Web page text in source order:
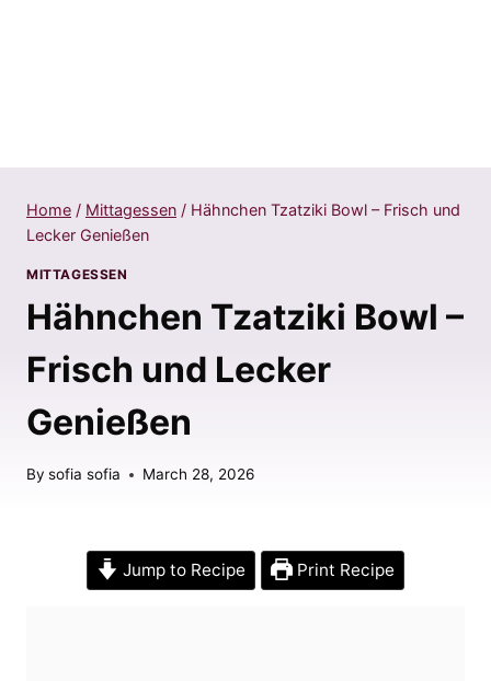
Home / Mittagessen / Hähnchen Tzatziki Bowl – Frisch und
Lecker Genießen
MITTAGESSEN
Hähnchen Tzatziki Bowl –
Frisch und Lecker
Genießen
By sofia sofia March 28, 2026
Jump to Recipe Print Recipe